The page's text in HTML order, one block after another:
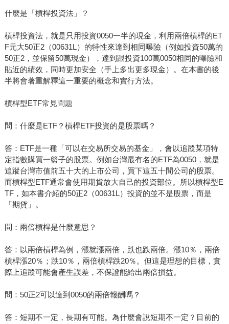
什麼是「槓桿投資法」？
槓桿投資法，就是只用投資0050一半的現金，利用兩倍槓桿的ET
F元大50正2（00631L）的特性來達到相同曝險（例如投資50萬的
50正2，並保留50萬現金），達到跟投資100萬0050相同的曝險和
貼近的績效，同時更加安全（手上多出更多現金）。在本書的後
半將會著重解釋這一重要的概念和實行方法。
槓桿型ETF常見問題
問：什麼是ETF？槓桿ETF投資的是股票嗎？
答：ETF是一種「可以在交易所交易的基金」，會以追蹤某項特
定指數購買一籃子的股票。例如台灣最有名的ETF為0050，就是
追蹤台灣市值前五十大的上市公司，買下這五十間公司的股票。
而槓桿型ETF通常會使用期貨放大自己的投資部位。所以槓桿型E
TF，如本書介紹的50正2（00631L）投資的並不是股票，而是
「期貨」。
問：兩倍槓桿是什麼意思？
答：以兩倍槓桿為例，漲就漲兩倍，跌也跌兩倍。漲10％，兩倍
槓桿漲20％；跌10％，兩倍槓桿跌20％。但這是理想的目標，實
際上追蹤可能會產生誤差，不保證能給出兩倍損益。
問：50正2可以達到0050的兩倍報酬嗎？
答：短期不一定，長期有可能。為什麼會說短期不一定？目前的